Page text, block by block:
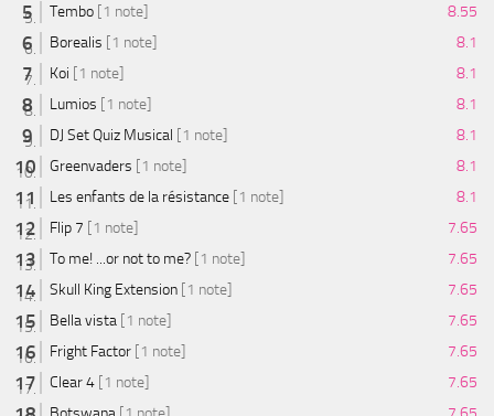
Tembo [1 note]
8.55
Borealis [1 note]
8.1
Koi [1 note]
8.1
Lumios [1 note]
8.1
DJ Set Quiz Musical [1 note]
8.1
Greenvaders [1 note]
8.1
Les enfants de la résistance [1 note]
8.1
Flip 7 [1 note]
7.65
To me! ...or not to me? [1 note]
7.65
Skull King Extension [1 note]
7.65
Bella vista [1 note]
7.65
Fright Factor [1 note]
7.65
Clear 4 [1 note]
7.65